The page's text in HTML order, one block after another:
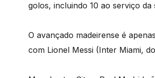
golos, incluindo 10 ao serviço
O avançado madeirense é
com Lionel Messi (Inter Miami,